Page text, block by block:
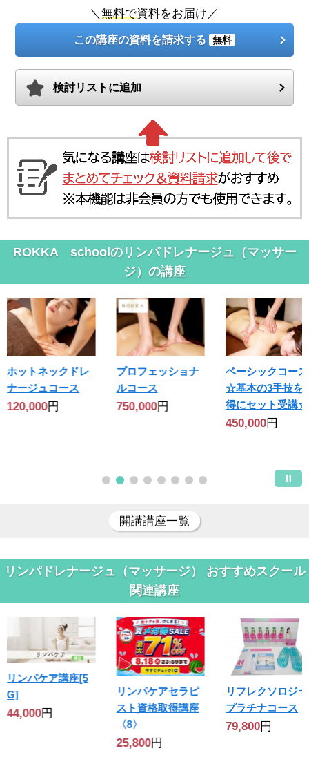
＼無料で資料をお届け／
この講座の資料を請求する 無料
検討リストに追加
ROKKA schoolのリンパドレナージュ（マッサー
ジ）の講座
ホットネックドレ
ナージュコース
120,000円
プロフェッショナ
ルコース
750,000円
ベーシックコース
☆基本の3手技を
得にセット受講☆
450,000円
開講講座一覧
リンパドレナージュ（マッサージ） おすすめスクール
関連講座
リンパケア講座[5
G]
44,000円
リンパケアセラピ
スト資格取得講座
〈8〉
25,800円
リフレクソロジー
プラチナコース
79,800円